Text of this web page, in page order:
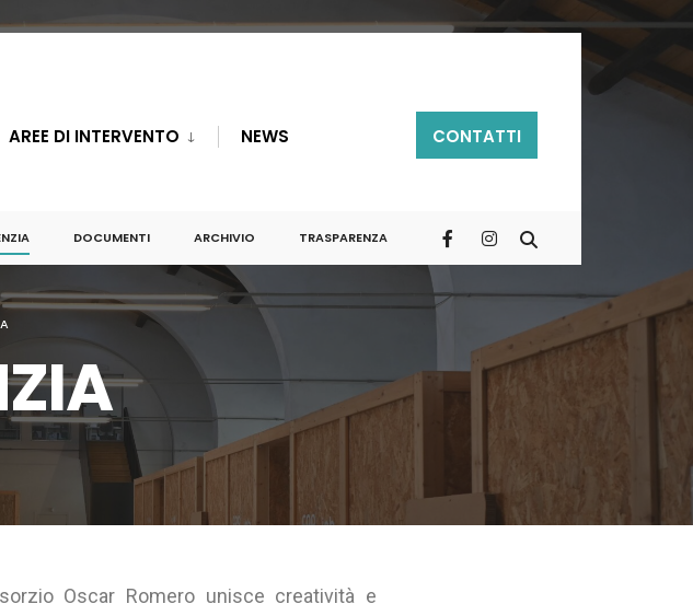
AREE DI INTERVENTO NEWS CONTATTI
DOCUMENTI ARCHIVIO TRASPARENZA
Oscar Romero unisce creatività e